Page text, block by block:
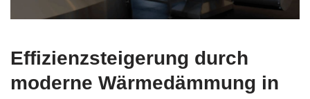
Effizienzsteigerung durch
moderne Wärmedämmung in